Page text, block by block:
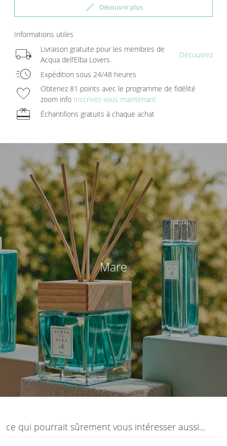
edit Découvrir plus
Informations utiles
local_shipping
Livraison gratuite pour les membres de
Acqua dell’Elba Lovers.
Découvrez
acute Expédition sous 24/48 heures
favorite
Obtenez 81 points avec le programme de fidélité
zoom info Inscrivez-vous maintenant
redeem Échantillons gratuits à chaque achat
Mare
ce qui pourrait sûrement vous intéresser aussi...